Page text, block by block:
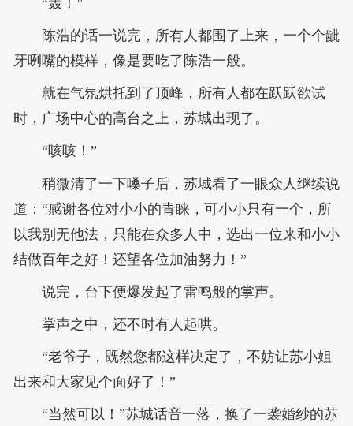
“轰！”
陈浩的话一说完，所有人都围了上来，一个个龇
牙咧嘴的模样，像是要吃了陈浩一般。
就在气氛烘托到了顶峰，所有人都在跃跃欲试
时，广场中心的高台之上，苏城出现了。
“咳咳！”
稍微清了一下嗓子后，苏城看了一眼众人继续说
道：“感谢各位对小小的青睐，可小小只有一个，所
以我别无他法，只能在众多人中，选出一位来和小小
结做百年之好！还望各位加油努力！”
说完，台下便爆发起了雷鸣般的掌声。
掌声之中，还不时有人起哄。
“老爷子，既然您都这样决定了，不妨让苏小姐
出来和大家见个面好了！”
“当然可以！”苏城话音一落，换了一袭婚纱的苏